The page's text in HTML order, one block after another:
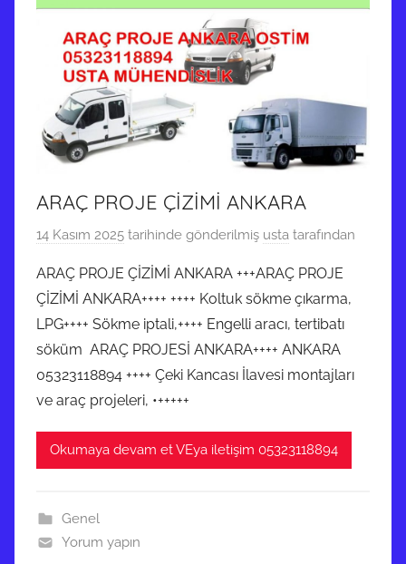
ARAÇ PROJE ÇİZİMİ ANKARA
14 Kasım 2025 tarihinde gönderilmiş usta tarafından
ARAÇ PROJE ÇİZİMİ ANKARA +++ARAÇ PROJE
ÇİZİMİ ANKARA++++ ++++ Koltuk sökme çıkarma,
LPG++++ Sökme iptali,++++ Engelli aracı, tertibatı
söküm ARAÇ PROJESİ ANKARA++++ ANKARA
05323118894 ++++ Çeki Kancası İlavesi montajları
ve araç projeleri, •+++++
Okumaya devam et VEya iletişim 05323118894
Genel
Yorum yapın